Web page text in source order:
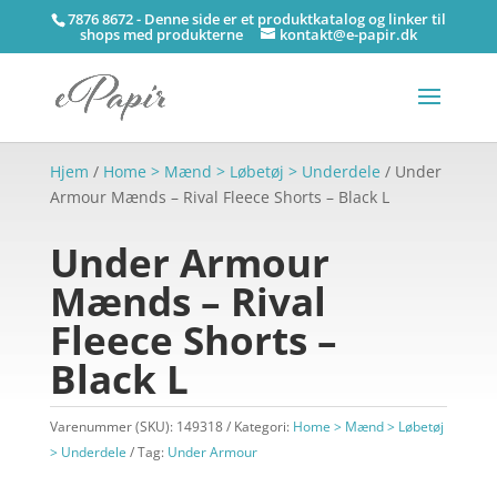
7876 8672 - Denne side er et produktkatalog og linker til
shops med produkterne kontakt@e-papir.dk
Hjem / Home > Mænd > Løbetøj > Underdele / Under
Armour Mænds – Rival Fleece Shorts – Black L
Under Armour
Mænds – Rival
Fleece Shorts –
Black L
Varenummer (SKU): 149318 Kategori: Home > Mænd > Løbetøj
> Underdele
Tag: Under Armour